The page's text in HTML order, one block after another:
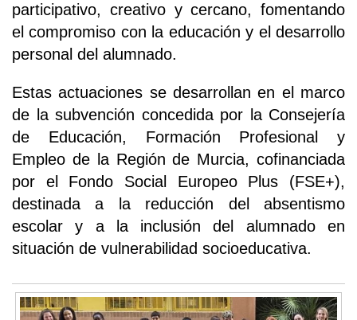
participativo, creativo y cercano, fomentando
el compromiso con la educación y el desarrollo
personal del alumnado.
Estas actuaciones se desarrollan en el marco
de la subvención concedida por la Consejería
de Educación, Formación Profesional y
Empleo de la Región de Murcia, cofinanciada
por el Fondo Social Europeo Plus (FSE+),
destinada a la reducción del absentismo
escolar y a la inclusión del alumnado en
situación de vulnerabilidad socioeducativa.